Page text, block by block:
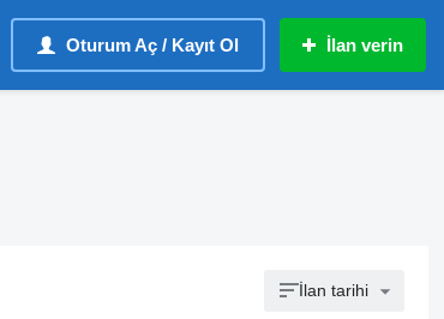
Oturum Aç / Kayıt Ol İlan verin
İlan tarihi